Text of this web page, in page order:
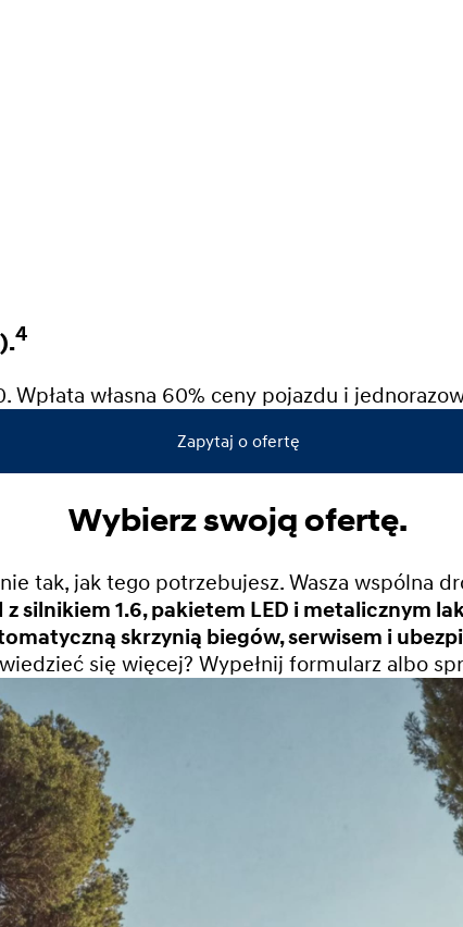
4
własna 60% ceny pojazdu i
Zapytaj o ofertę
Wybierz swoją ofertę.
tak, jak tego potrzebujesz. Wasza wspólna
silnikiem 1.6, pakietem LED i metalicznym
skrzynią biegów, serwisem i
się więcej? Wypełnij formularz albo